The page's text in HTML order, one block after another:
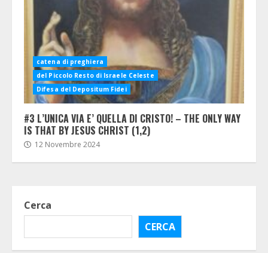
catena di preghiera
del Piccolo Resto di Israele Celeste
Difesa del Depositum Fidei
#3 L’UNICA VIA E’ QUELLA DI CRISTO! – THE ONLY WAY
IS THAT BY JESUS CHRIST (1,2)
12 Novembre 2024
Cerca
CERCA